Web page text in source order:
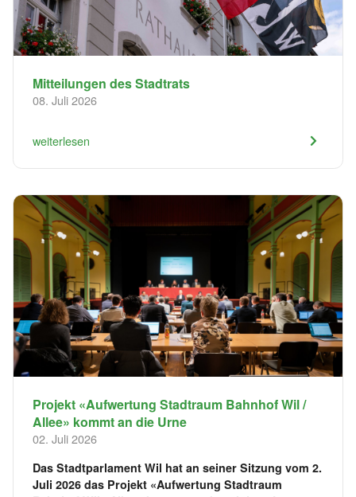
Mitteilungen des Stadtrats
08. Juli 2026
weiterlesen
Projekt «Aufwertung Stadtraum Bahnhof Wil /
Allee» kommt an die Urne
02. Juli 2026
Das Stadtparlament Wil hat an seiner Sitzung vom 2.
Juli 2026 das Projekt «Aufwertung Stadtraum